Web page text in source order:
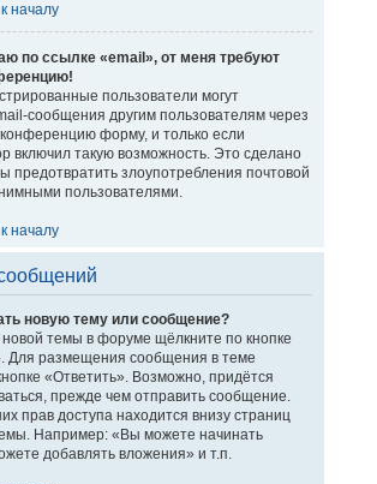
началу
по ссылке «email», от меня требуют
пользователи могут
сообщения другим пользователям через
форму, и только если
включил такую возможность. Это сделано
предотвратить злоупотребления почтовой
пользователями.
началу
новую тему или сообщение?
темы в форуме щёлкните по кнопке
Для размещения сообщения в теме
«Ответить». Возможно, придётся
прежде чем отправить сообщение.
прав доступа находится внизу страниц
Например: «Вы можете начинать
добавлять вложения» и т.п.